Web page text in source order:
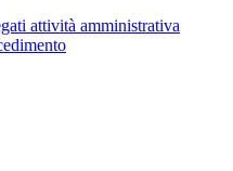
attività amministrativa